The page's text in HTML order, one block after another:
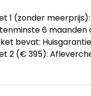
1 (zonder meerprijs):
6 maanden
bevat: Huisgarantie
2 (€ 395):